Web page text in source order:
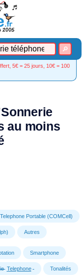
5€ = 25 jours, 10€ = 100
au moins
Portable (COMCell)
Autres
Smartphone
Telephone Tonalités